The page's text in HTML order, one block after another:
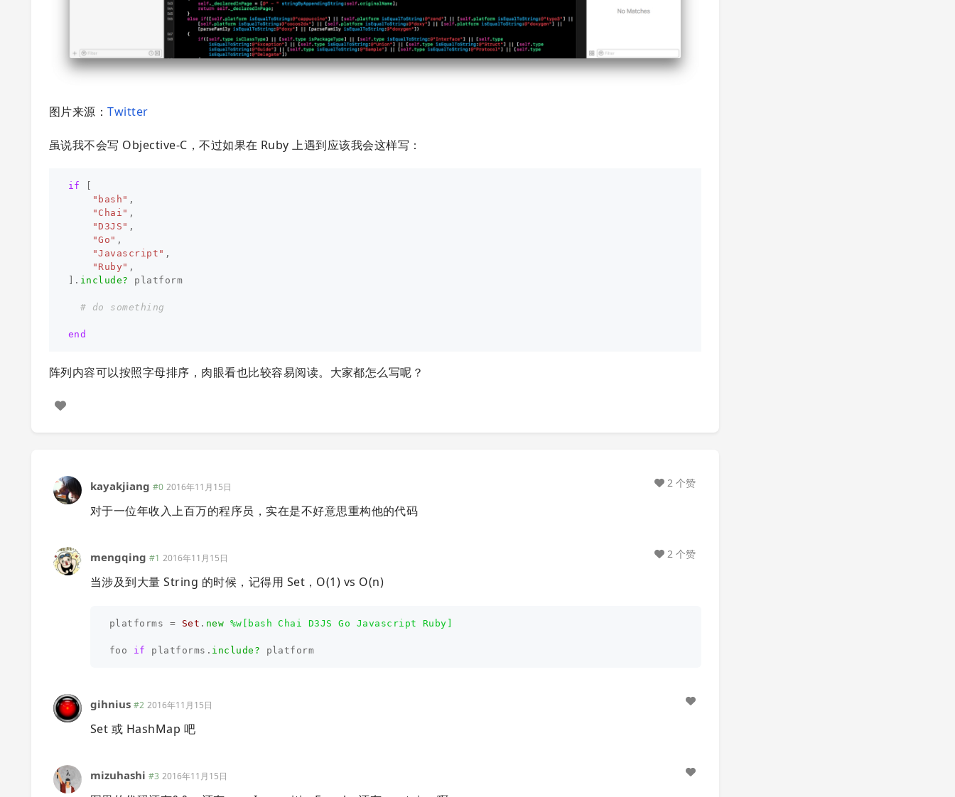
图片来源：Twitter
虽说我不会写 Objective-C，不过如果在 Ruby 上遇到应该我会这样写：
if
"bash" ,
"Chai" ,
"D3JS" ,
"Go" ,
"Javascript" ,
"Ruby" ,
]. include? platform
# do something
end
阵列内容可以按照字母排序，肉眼看也比较容易阅读。大家都怎么写呢？
kayakjiang #0 2016年11月15日
对于一位年收入上百万的程序员，实在是不好意思重构他的代码
2 个赞
mengqing #1 2016年11月15日
当涉及到大量 String 的时候，记得用 Set，O(1) vs O(n)
platforms = Set . new %w[bash Chai D3JS Go Javascript Ruby]
foo if platforms . include? platform
2 个赞
gihnius #2 2016年11月15日
Set 或 HashMap 吧
mizuhashi #3 2016年11月15日